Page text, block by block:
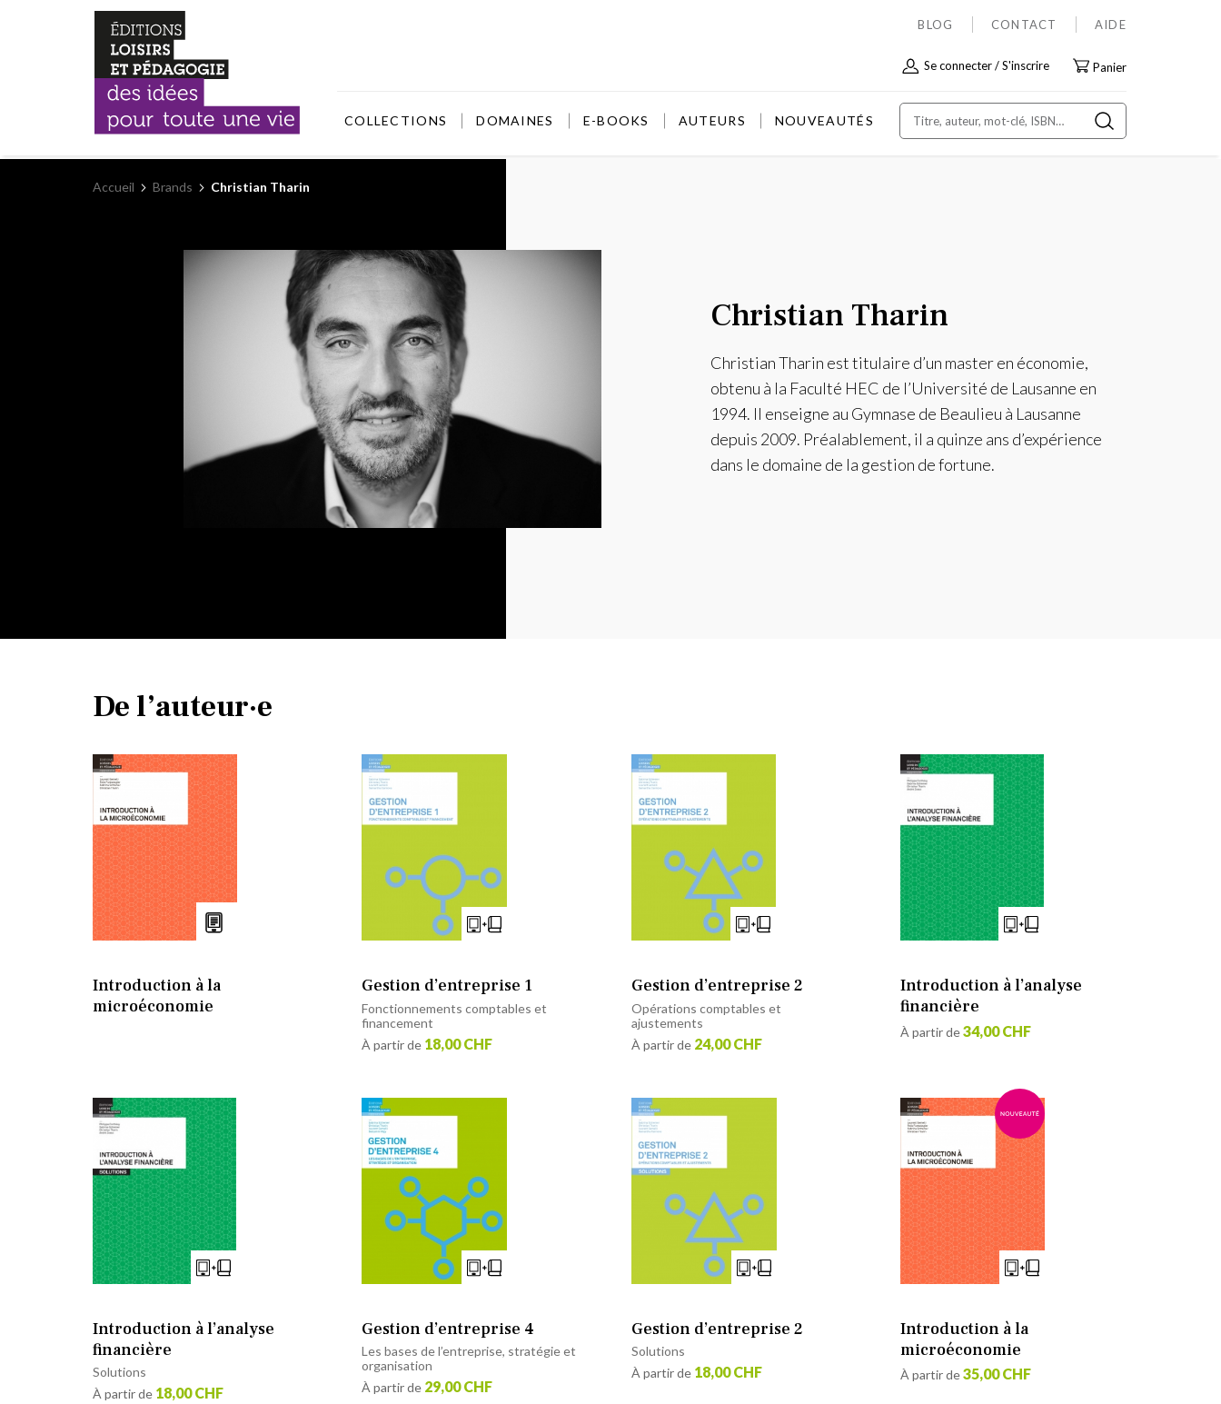
BLOG CONTACT AIDE
Allez
contenu
Se connecter S'inscrire Panier
COLLECTIONS DOMAINES E-BOOKS AUTEURS NOUVEAUTÉS
Accueil Brands Christian Tharin
Christian Tharin
Christian Tharin est titulaire d’un master en économie,
obtenu à la Faculté HEC de l’Université de Lausanne en
1994. Il enseigne au Gymnase de Beaulieu à Lausanne
depuis 2009. Préalablement, il a quinze ans d’expérience
dans le domaine de la gestion de fortune.
De l’auteur·e
Introduction à la
microéconomie
Gestion d’entreprise 1
Fonctionnements comptables et
financement
À partir de 18,00 CHF
Gestion d’entreprise 2
Opérations comptables et
ajustements
À partir de 24,00 CHF
Introduction à l’analyse
financière
À partir de34,00 CHF
Introduction à l’analyse
financière
Solutions
À partir de 18,00 CHF
Gestion d’entreprise 4
Les bases de l’entreprise, stratégie et
organisation
À partir de 29,00 CHF
Gestion d’entreprise 2
Solutions
À partir de 18,00 CHF
Introduction à la
microéconomie
À partir de35,00 CHF